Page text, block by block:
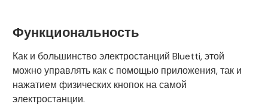
Функциональность
Как и большинство электростанций Bluetti, этой
можно управлять как с помощью приложения, так и
нажатием физических кнопок на самой
электростанции.